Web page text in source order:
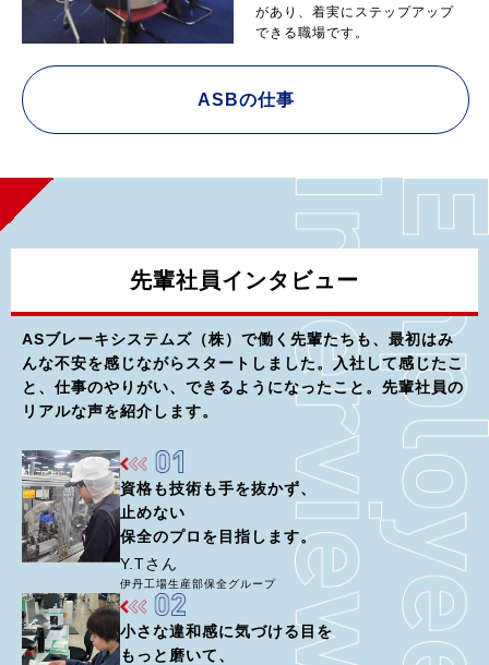
があり、着実にステップアップ
できる職場です。
ASBの仕事
先輩社員インタビュー
ASブレーキシステムズ（株）で働く先輩たちも、最初はみ
んな不安を感じながらスタートしました。入社して感じたこ
と、仕事のやりがい、できるようになったこと。先輩社員の
リアルな声を紹介します。
資格も技術も手を抜かず、
止めない
保全のプロを目指します。
Y.Tさん
伊丹工場生産部保全グループ
小さな違和感に気づける目を
もっと磨いて、